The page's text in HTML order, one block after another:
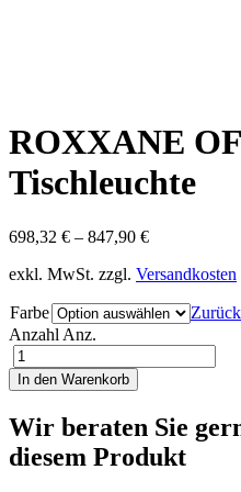
ROXXANE
Tischleuchte
698,32 € – 847,90 €
exkl. MwSt. zzgl. Versandkosten
Farbe
Anzahl Anz.
In den Warenkorb
Wir beraten Sie
diesem Produkt